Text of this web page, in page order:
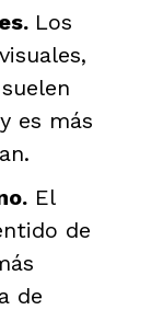
Los
es más
El
de
de